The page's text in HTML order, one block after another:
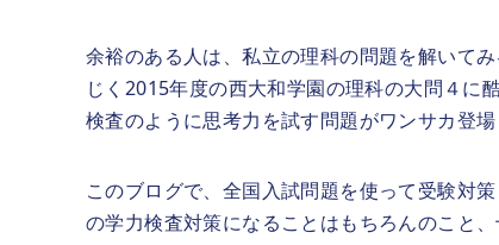
余裕のある人は、私立の理科の問題を解いて
じく2015年度の西大和学園の理科の大問４に
検査のように思考力を試す問題がワンサカ登場
このブログで、全国入試問題を使って受験対
の学力検査対策になることはもちろんのこと